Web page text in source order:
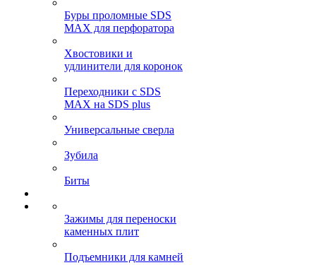
Буры проломные SDS
MAX для перфоратора
Хвостовики и
удлинители для коронок
Переходники с SDS
MAX на SDS plus
Универсальные сверла
Зубила
Биты
Зажимы для переноски
каменных плит
Подъемники для камней